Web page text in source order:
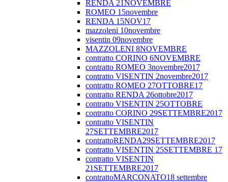
RENDA 21NOVEMBRE
ROMEO 15novembre
RENDA 15NOV17
mazzoleni 10novembre
visentin 09novembre
MAZZOLENI 8NOVEMBRE
contratto CORINO 6NOVEMBRE
contratto ROMEO 3novembre2017
contratto VISENTIN 2novembre2017
contratto ROMEO 27OTTOBRE17
contratto RENDA 26ottobre2017
contratto VISENTIN 25OTTOBRE
contratto CORINO 29SETTEMBRE2017
contratto VISENTIN
27SETTEMBRE2017
contrattoRENDA29SETTEMBRE2017
contratto VISENTIN 25SETTEMBRE 17
contratto VISENTIN
21SETTEMBRE2017
contrattoMARCONATO18 settembre